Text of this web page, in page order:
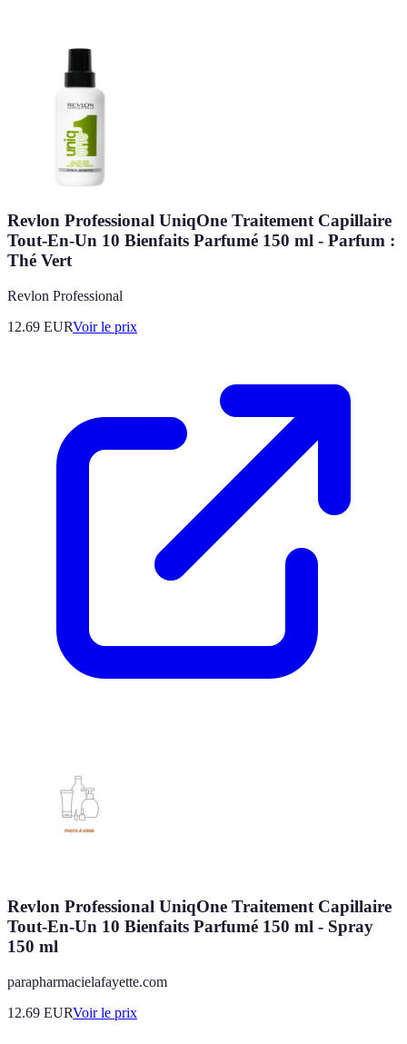
Revlon Professional UniqOne Traitement Capillaire
Tout-En-Un 10 Bienfaits Parfumé 150 ml - Parfum :
Thé Vert
Revlon Professional
12.69 EURVoir le prix
Revlon Professional UniqOne Traitement Capillaire
Tout-En-Un 10 Bienfaits Parfumé 150 ml - Spray
150 ml
parapharmacielafayette.com
12.69 EURVoir le prix